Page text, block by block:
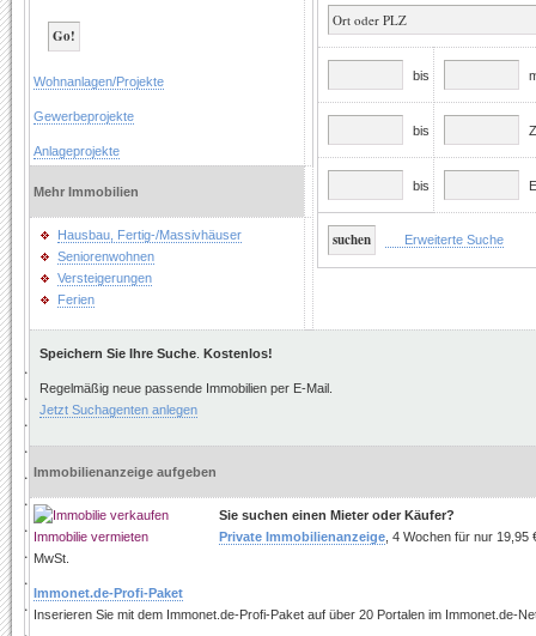
Wohnanlagen/Projekte
Gewerbeprojekte
Anlageprojekte
bis
bis
bis
Erweiterte Suche
Mehr Immobilien
Hausbau, Fertig-/Massivhäuser
Seniorenwohnen
Versteigerungen
Ferien
Speichern Sie Ihre Suche Kostenlos!
Regelmäßig neue passende Immobilien per E-Mail.
Jetzt Suchagenten anlegen
Immobilienanzeige aufgeben
Sie suchen einen Mieter oder Käufer?
Private Immobilienanzeige , 4 Wochen für nur 19,95
MwSt.
Immonet.de-Profi-Paket
Inserieren Sie mit dem Immonet.de-Profi-Paket auf über 20 Portalen im Immonet.de-
.
.
.
.
.
.
.
.
.
.
.